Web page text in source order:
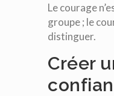
Le courage
groupe ; le
distinguer.
Créer